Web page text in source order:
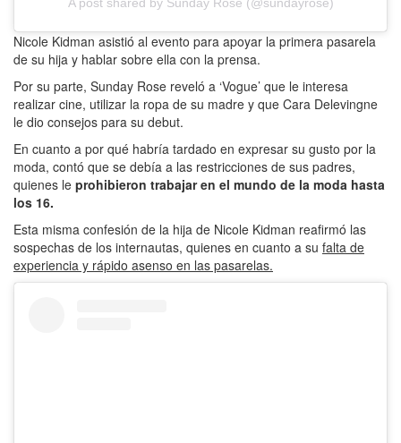
Nicole Kidman asistió al evento para apoyar la primera pasarela
de su hija y hablar sobre ella con la prensa.
Por su parte, Sunday Rose reveló a ‘Vogue’ que le interesa
realizar cine, utilizar la ropa de su madre y que Cara Delevingne
le dio consejos para su debut.
En cuanto a por qué habría tardado en expresar su gusto por la
moda, contó que se debía a las restricciones de sus padres,
quienes le prohibieron trabajar en el mundo de la moda hasta
los 16.
Esta misma confesión de la hija de Nicole Kidman reafirmó las
sospechas de los internautas, quienes en cuanto a su falta de
experiencia y rápido asenso en las pasarelas.